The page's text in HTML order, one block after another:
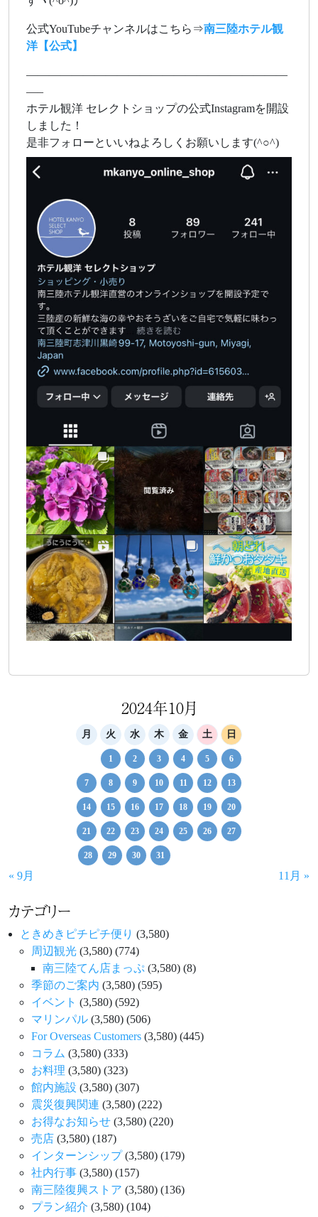
公式YouTubeチャンネルはこちら⇒南三陸ホテル観
洋【公式】
———————————————————————
—–
ホテル観洋 セレクトショップの公式Instagramを開設
しました！
是非フォローといいねよろしくお願いします(^○^)
2024年10月
月 火 水 木 金 土 日
1 2 3 4 5 6
7 8 9 10 11 12 13
14 15 16 17 18 19 20
21 22 23 24 25 26 27
28 29 30 31
« 9月 11月 »
カテゴリー
ときめきピチピチ便り (3,580)
周辺観光 (3,580) (774)
南三陸てん店まっぷ (3,580) (8)
季節のご案内 (3,580) (595)
イベント (3,580) (592)
マリンパル (3,580) (506)
For Overseas Customers (3,580) (445)
コラム (3,580) (333)
お料理 (3,580) (323)
館内施設 (3,580) (307)
震災復興関連 (3,580) (222)
お得なお知らせ (3,580) (220)
売店 (3,580) (187)
インターンシップ(3,580) (179)
社内行事 (3,580) (157)
南三陸復興ストア (3,580) (136)
プラン紹介 (3,580) (104)